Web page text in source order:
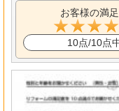
お客様の満
10点/10点